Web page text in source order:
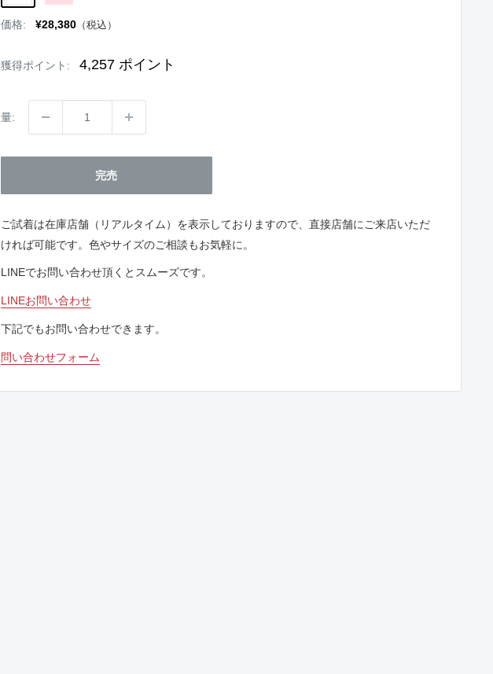
価格:
販
¥28,380 （税込）
獲得ポイント: 4,257 ポイント
量:
完売
ご試着は在庫店舗（リアルタイム）を表示しておりますので、直接店舗にご来店いただ
ければ可能です。色やサイズのご相談もお気軽に。
LINEでお問い合わせ頂くとスムーズです。
LINEお問い合わせ
下記でもお問い合わせできます。
問い合わせフォーム